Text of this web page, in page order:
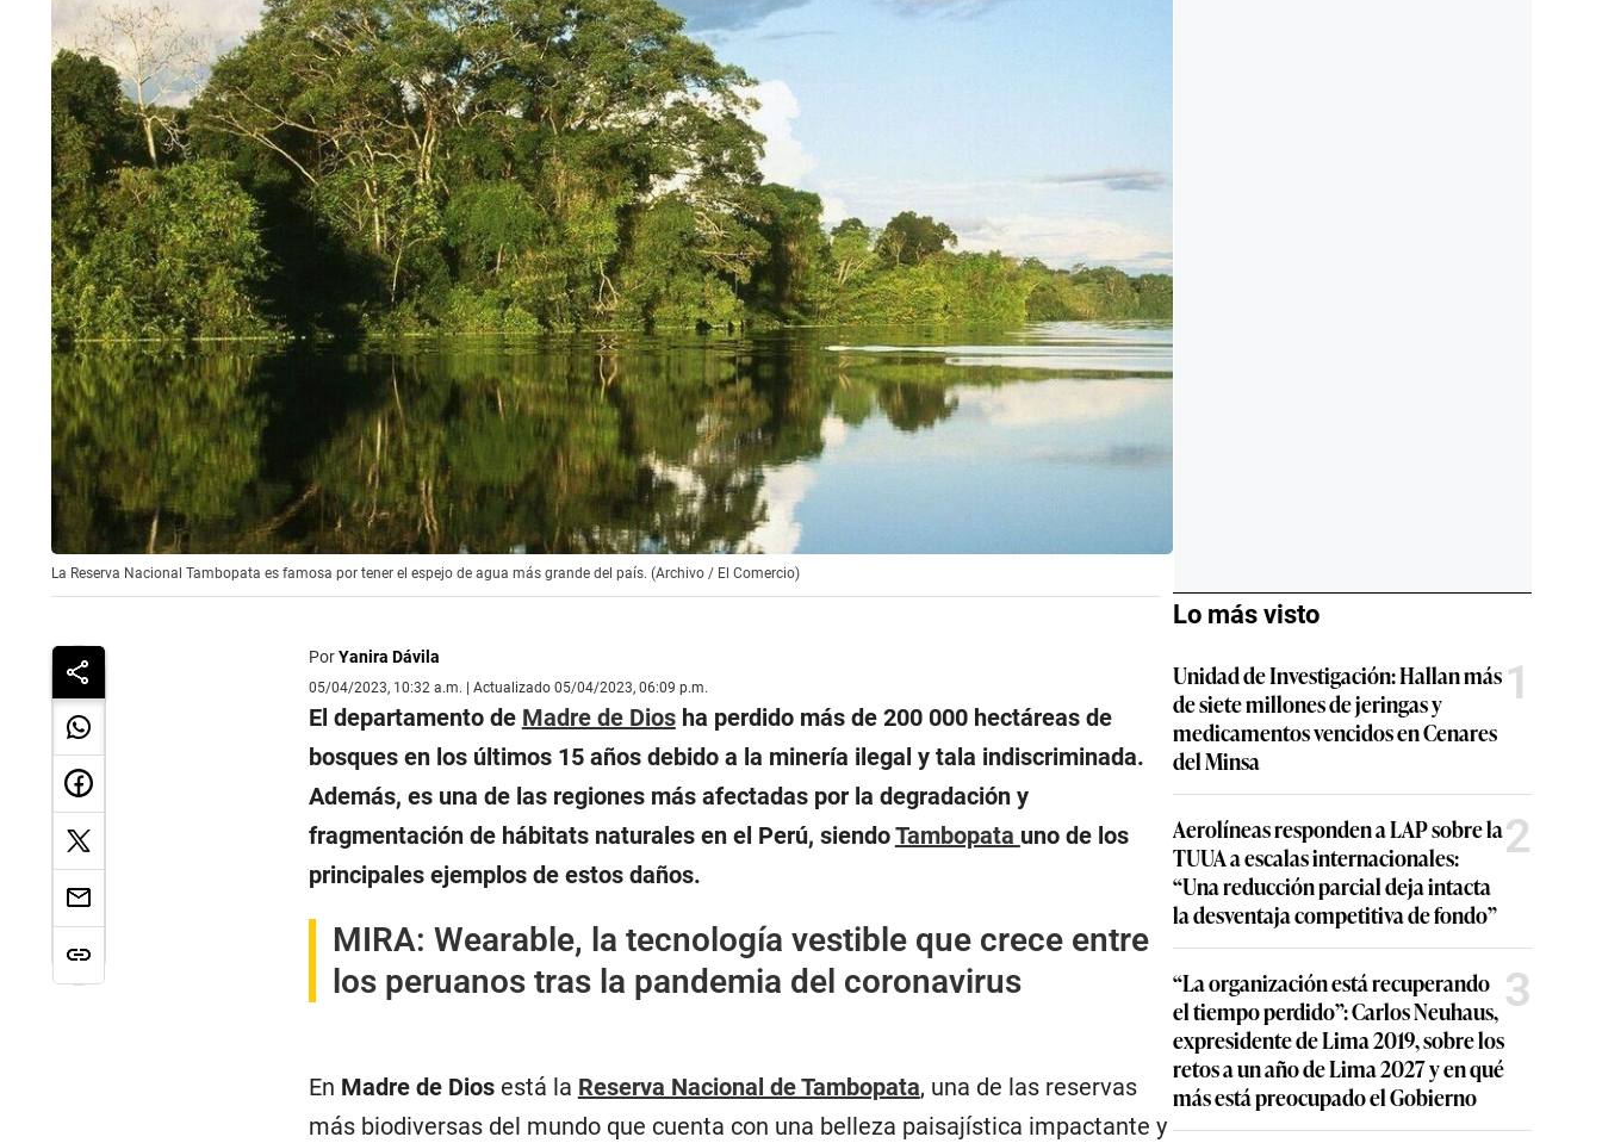
La Reserva Nacional Tambopata es famosa por tener el espejo de agua más grande del país. (Archivo / El Comercio)
PorYanira Dávila
05/04/2023, 10:32 a.m. | Actualizado 05/04/2023, 06:09 p.m.
El departamento de Madre de Diosha perdido más de 200 000 hectáreas de
bosques en los últimos 15 años debido a la minería ilegal y tala indiscriminada.
Además, es una de las regiones más afectadas por la degradación y
fragmentación de hábitats naturales en el Perú, siendoTambopata uno de los
principales ejemplos de estos daños.
MIRA: Wearable, la tecnología vestible que crece entre
los peruanos tras la pandemia del coronavirus
En Madre de Diosestá la Reserva Nacional de Tambopata, una de las reservas
más biodiversas del mundo que cuenta con una belleza paisajística impactante y
Lo más visto
Unidad de Investigación: Hallan más
de siete millones de jeringas y
medicamentos vencidos en Cenares
del Minsa
1
Aerolíneas responden a LAP sobre la
TUUA a escalas internacionales:
“Una reducción parcial deja intacta
la desventaja competitiva de fondo”
2
“La organización está recuperando
el tiempo perdido”: Carlos Neuhaus,
expresidente de Lima 2019, sobre los
retos a un año de Lima 2027 y en qué
más está preocupado el Gobierno
3